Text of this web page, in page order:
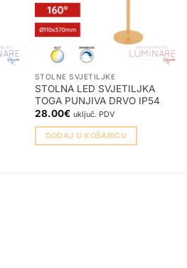
STOLNE SVJETILJKE
STOLNA LED SVJETILJKA
TOGA PUNJIVA DRVO IP54
28.00€ uključ. PDV
DODAJ U KOŠARICU